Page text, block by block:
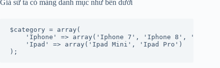
Giả sử ta có mảng danh mục như bên dưới
$category = array(
'Iphone' => array('Iphone 7', 'Iphone 8', 'Iphone
    'Ipad' => array('Ipad Mini', 'Ipad Pro')
);